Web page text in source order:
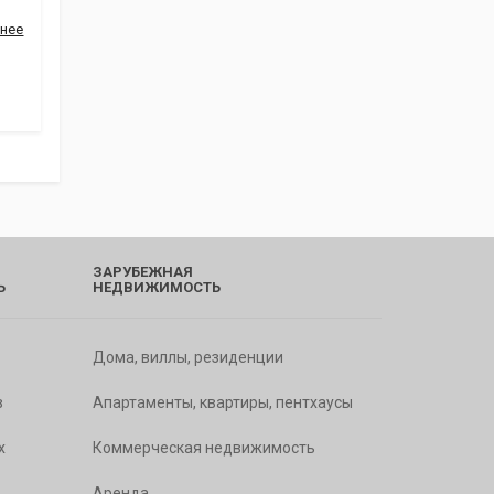
ЗАРУБЕЖНАЯ
НЕДВИЖИМОСТЬ
Дома, виллы, резиденции
Апартаменты, квартиры, пентхаусы
Коммерческая недвижимость